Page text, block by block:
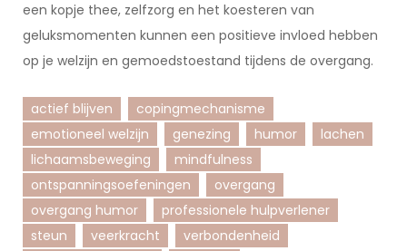
een kopje thee, zelfzorg en het koesteren van
geluksmomenten kunnen een positieve invloed hebben
op je welzijn en gemoedstoestand tijdens de overgang.
actief blijven
copingmechanisme
emotioneel welzijn
genezing humor
lachen
lichaamsbeweging
mindfulness
ontspanningsoefeningen
overgang
overgang humor
professionele hulpverlener
steun
veerkracht
verbondenheid